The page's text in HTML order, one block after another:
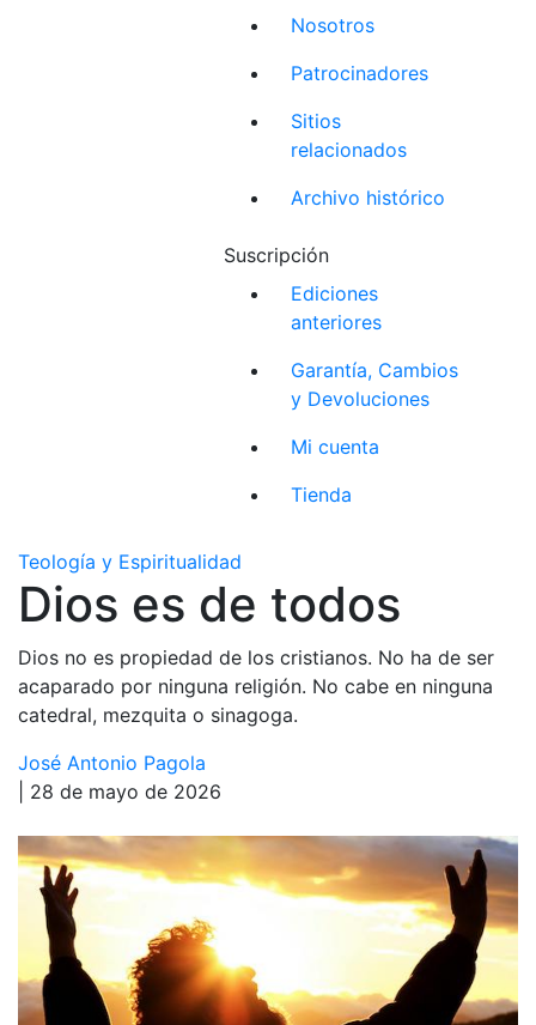
Nosotros
Patrocinadores
Sitios
relacionados
Archivo histórico
Suscripción
Ediciones
anteriores
Garantía, Cambios
y Devoluciones
Mi cuenta
Tienda
Teología y Espiritualidad
Dios es de todos
Dios no es propiedad de los cristianos. No ha de ser
acaparado por ninguna religión. No cabe en ninguna
catedral, mezquita o sinagoga.
José Antonio Pagola
| 28 de mayo de 2026